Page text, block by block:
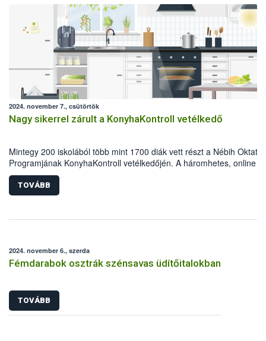
2024. november 7., csütörtök
Nagy sikerrel zárult a KonyhaKontroll vetélkedő
Mintegy 200 iskolából több mint 1700 diák vett részt a Nébih
Programjának KonyhaKontroll vetélkedőjén. A háromhetes, online
versenyen 7-12. évfolyamos diákok az élelmiszerbiztonság, az
élelmiszerminőség, az élelmiszerpazarlás és a fenntarthatóság
témaköreiben szerezhettek új ismereteket. A hivatal a két
egy szegedi iskolából érkezett.
TOVÁBB
2024. november 6., szerda
Fémdarabok osztrák szénsavas üdítőitalokban
TOVÁBB